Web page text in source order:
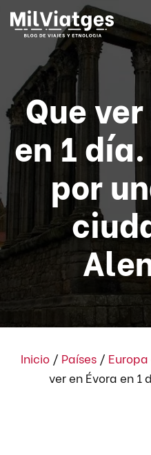
Que
en 1
por
Inicio / Países /
ver en Évora en 1